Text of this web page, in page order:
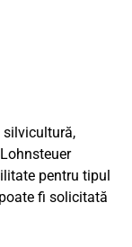
silvicultură,
pentru tipul
fi solicitată